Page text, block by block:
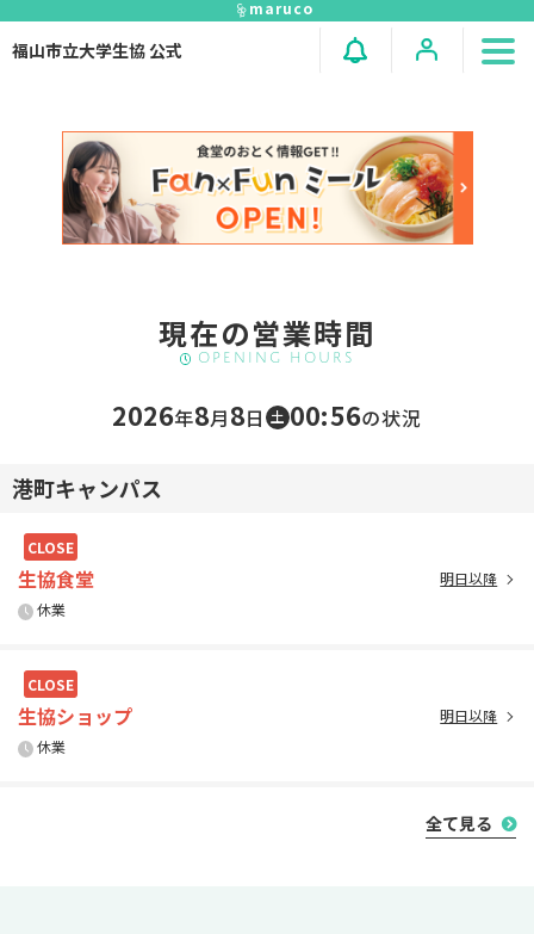
maruco
福山市立大学生協 公式
現在の営業時間
Opening hours
2026年8⽉8⽇ 土 00:56の状況
港町キャンパス
CLOSE
生協食堂
休業
明日以降
CLOSE
生協ショップ
休業
明日以降
全て見る